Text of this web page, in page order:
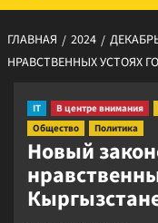
ГЛАВНАЯ 2024
НРАВСТВЕННЫХ УСТОЯХ
IT В центре внимания
Общество
Политика
Новый